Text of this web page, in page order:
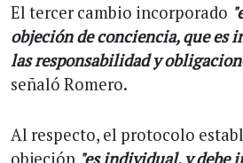
El tercer cambio incorporado
objeción de conciencia, que es
las responsabilidad y
señaló Romero.
Al respecto, el protocolo
objeción "es individual, y debe